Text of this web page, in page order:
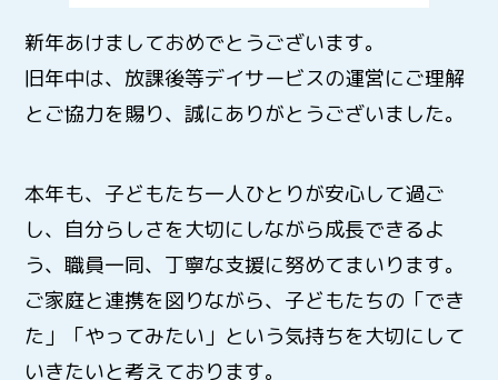
新年あけましておめでとうございます。
旧年中は、放課後等デイサービスの運営にご理解
とご協力を賜り、誠にありがとうございました。
本年も、子どもたち一人ひとりが安心して過ご
し、自分らしさを大切にしながら成長できるよ
う、職員一同、丁寧な支援に努めてまいります。
ご家庭と連携を図りながら、子どもたちの「でき
た」「やってみたい」という気持ちを大切にして
いきたいと考えております。